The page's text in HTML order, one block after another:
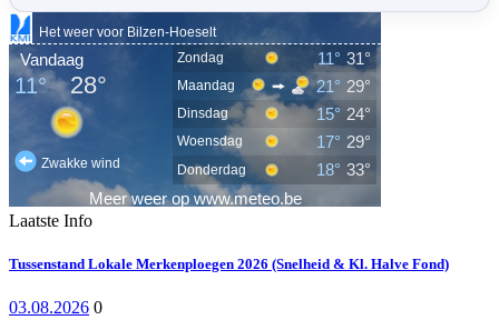
Laatste Info
Tussenstand Lokale Merkenploegen 2026 (Snelheid & Kl. Halve Fond)
03.08.2026 0